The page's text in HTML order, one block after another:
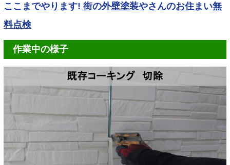
ここまでやります! 街の外壁塗装やさんのお住まい無
料点検
作業中の様子